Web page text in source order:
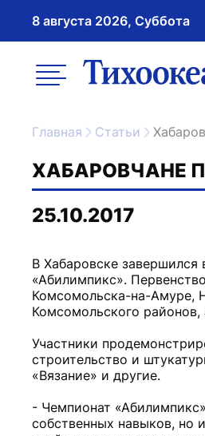
8 августа 2026, Суббота
меню
Главная Статьи
ХАБАРОВЧАНЕ
25.10.2017
В Хабаровске
«Абилимпикс».
Комсомольска-на-Амуре,
Комсомольского
Участники
строительство и
«Вязание» и другие.
- Чемпионат
собственных навыков, но